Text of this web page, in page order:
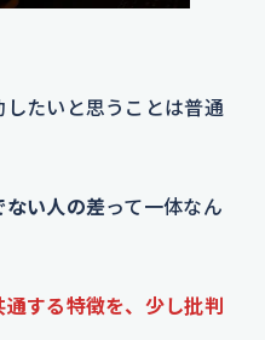
たいと思うことは普通
ない人の差って一体なん
する特徴を、少し批判